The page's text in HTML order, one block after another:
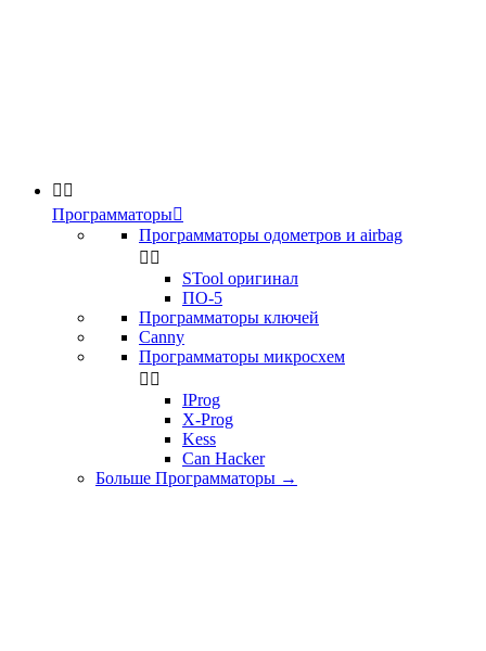
 
Программаторы
Программаторы одометров и airbag
 
STool оригинал
ПО-5
Программаторы ключей
Canny
Программаторы микросхем
 
IProg
X-Prog
Kess
Can Hacker
Больше Программаторы →